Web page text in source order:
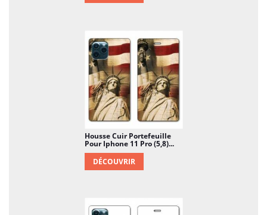
Housse Cuir Portefeuille
Pour Iphone 11 Pro (5,8)...
DÉCOUVRIR